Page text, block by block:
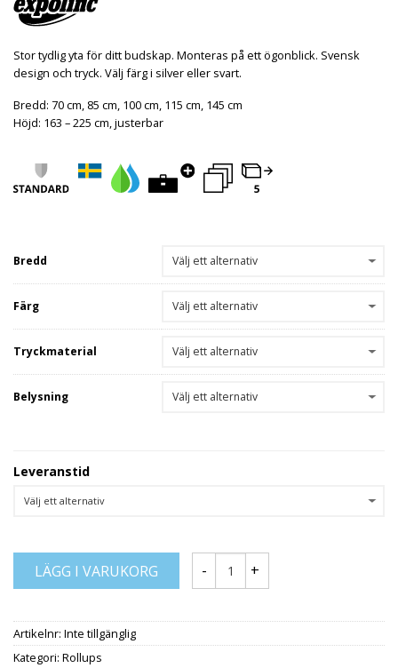
Stor tydlig yta för ditt budskap. Monteras på ett ögonblick. Svensk
design och tryck. Välj färg i silver eller svart.
Bredd: 70 cm, 85 cm, 100 cm, 115 cm, 145 cm
Höjd: 163 – 225 cm, justerbar
Bredd
Färg
Tryckmaterial
Belysning
Leveranstid
LÄGG I VARUKORG
Artikelnr: Inte tillgänglig
Kategori: Rollups